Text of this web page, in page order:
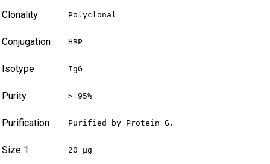
Clonality Polyclonal
Conjugation HRP
Isotype IgG
Purity > 95%
Purification Purified by Protein G.
Size 1 20 µg